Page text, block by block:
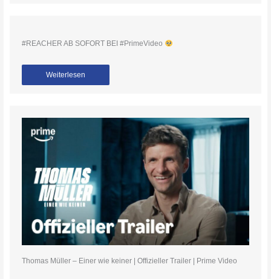
#REACHER AB SOFORT BEI #PrimeVideo
Weiterlesen
Thomas Müller – Einer wie keiner | Offizieller Trailer | Prime Video